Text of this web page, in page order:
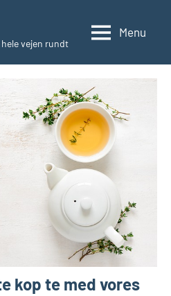
vejen rundt
Menu
kop te med vores